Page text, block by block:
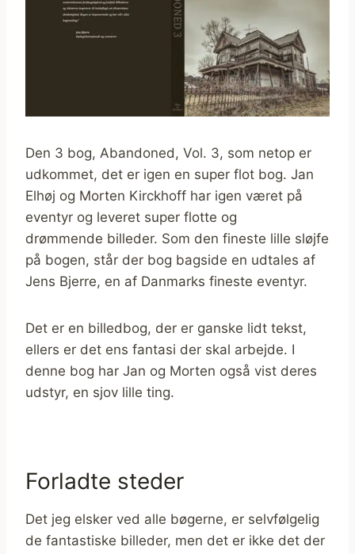
Den 3 bog, Abandoned, Vol. 3, som netop er
udkommet, det er igen en super flot bog. Jan
Elhøj og Morten Kirckhoff har igen været på
eventyr og leveret super flotte og
drømmende billeder. Som den fineste lille sløjfe
på bogen, står der bog bagside en udtales af
Jens Bjerre, en af Danmarks fineste eventyr.
Det er en billedbog, der er ganske lidt tekst,
ellers er det ens fantasi der skal arbejde. I
denne bog har Jan og Morten også vist deres
udstyr, en sjov lille ting.
Forladte steder
Det jeg elsker ved alle bøgerne, er selvfølgelig
de fantastiske billeder, men det er ikke det der